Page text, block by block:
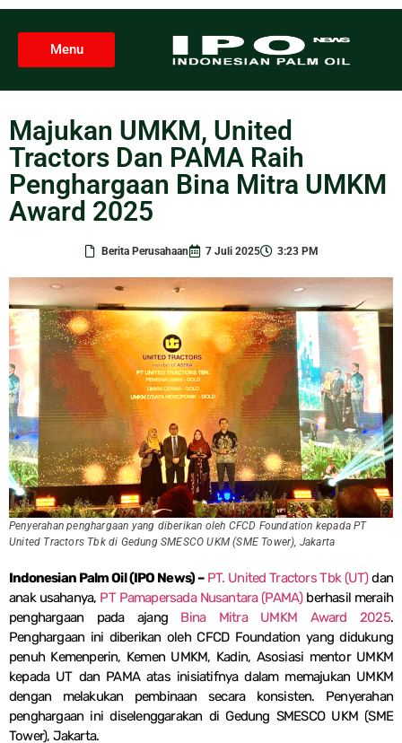
Menu
Majukan UMKM, United
Tractors Dan PAMA Raih
Penghargaan Bina Mitra UMKM
Award 2025
Berita Perusahaan 7 Juli 2025 3:23 PM
Penyerahan penghargaan yang diberikan oleh CFCD Foundation kepada PT
United Tractors Tbk di Gedung SMESCO UKM (SME Tower), Jakarta
Indonesian Palm Oil (IPO News) – PT. United Tractors Tbk (UT)dan
anak usahanya, PT Pamapersada Nusantara (PAMA)berhasil meraih
penghargaan pada ajang Bina Mitra UMKM Award 2025.
Penghargaan ini diberikan oleh CFCD Foundation yang didukung
penuh Kemenperin, Kemen UMKM, Kadin, Asosiasi mentor UMKM
kepada UT dan PAMA atas inisiatifnya dalam memajukan UMKM
dengan melakukan pembinaan secara konsisten. Penyerahan
penghargaan ini diselenggarakan di Gedung SMESCO UKM (SME
Tower), Jakarta.